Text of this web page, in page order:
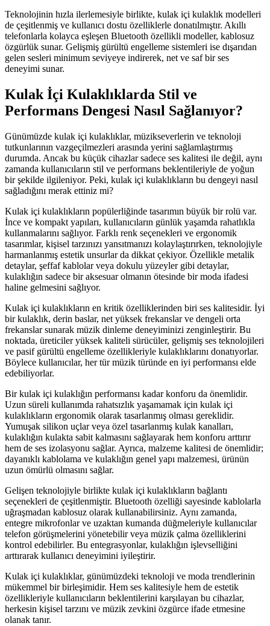
Teknolojinin hızla ilerlemesiyle birlikte, kulak içi kulaklık modelleri
de çeşitlenmiş ve kullanıcı dostu özelliklerle donatılmıştır. Akıllı
telefonlarla kolayca eşleşen Bluetooth özellikli modeller, kablosuz
özgürlük sunar. Gelişmiş gürültü engelleme sistemleri ise dışarıdan
gelen sesleri minimum seviyeye indirerek, net ve saf bir ses
deneyimi sunar.
Kulak İçi Kulaklıklarda Stil ve
Performans Dengesi Nasıl Sağlanıyor?
Günümüzde kulak içi kulaklıklar, müzikseverlerin ve teknoloji
tutkunlarının vazgeçilmezleri arasında yerini sağlamlaştırmış
durumda. Ancak bu küçük cihazlar sadece ses kalitesi ile değil, aynı
zamanda kullanıcıların stil ve performans beklentileriyle de yoğun
bir şekilde ilgileniyor. Peki, kulak içi kulaklıkların bu dengeyi nasıl
sağladığını merak ettiniz mi?
Kulak içi kulaklıkların popülerliğinde tasarımın büyük bir rolü var.
İnce ve kompakt yapıları, kullanıcıların günlük yaşamda rahatlıkla
kullanmalarını sağlıyor. Farklı renk seçenekleri ve ergonomik
tasarımlar, kişisel tarzınızı yansıtmanızı kolaylaştırırken, teknolojiyle
harmanlanmış estetik unsurlar da dikkat çekiyor. Özellikle metalik
detaylar, şeffaf kablolar veya dokulu yüzeyler gibi detaylar,
kulaklığın sadece bir aksesuar olmanın ötesinde bir moda ifadesi
haline gelmesini sağlıyor.
Kulak içi kulaklıkların en kritik özelliklerinden biri ses kalitesidir. İyi
bir kulaklık, derin baslar, net yüksek frekanslar ve dengeli orta
frekanslar sunarak müzik dinleme deneyiminizi zenginleştirir. Bu
noktada, üreticiler yüksek kaliteli sürücüler, gelişmiş ses teknolojileri
ve pasif gürültü engelleme özellikleriyle kulaklıklarını donatıyorlar.
Böylece kullanıcılar, her tür müzik türünde en iyi performansı elde
edebiliyorlar.
Bir kulak içi kulaklığın performansı kadar konforu da önemlidir.
Uzun süreli kullanımda rahatsızlık yaşamamak için kulak içi
kulaklıkların ergonomik olarak tasarlanmış olması gereklidir.
Yumuşak silikon uçlar veya özel tasarlanmış kulak kanalları,
kulaklığın kulakta sabit kalmasını sağlayarak hem konforu arttırır
hem de ses izolasyonu sağlar. Ayrıca, malzeme kalitesi de önemlidir;
dayanıklı kablolama ve kulaklığın genel yapı malzemesi, ürünün
uzun ömürlü olmasını sağlar.
Gelişen teknolojiyle birlikte kulak içi kulaklıkların bağlantı
seçenekleri de çeşitlenmiştir. Bluetooth özelliği sayesinde kablolarla
uğraşmadan kablosuz olarak kullanabilirsiniz. Aynı zamanda,
entegre mikrofonlar ve uzaktan kumanda düğmeleriyle kullanıcılar
telefon görüşmelerini yönetebilir veya müzik çalma özelliklerini
kontrol edebilirler. Bu entegrasyonlar, kulaklığın işlevselliğini
arttırarak kullanıcı deneyimini iyileştirir.
Kulak içi kulaklıklar, günümüzdeki teknoloji ve moda trendlerinin
mükemmel bir birleşimidir. Hem ses kalitesiyle hem de estetik
özellikleriyle kullanıcıların beklentilerini karşılayan bu cihazlar,
herkesin kişisel tarzını ve müzik zevkini özgürce ifade etmesine
olanak tanır.